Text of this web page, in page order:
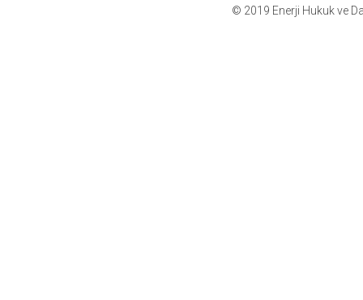
© 2019 Enerji Hukuk ve